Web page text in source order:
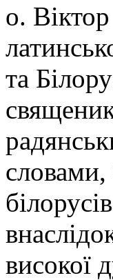
о.
та
словами,
високої